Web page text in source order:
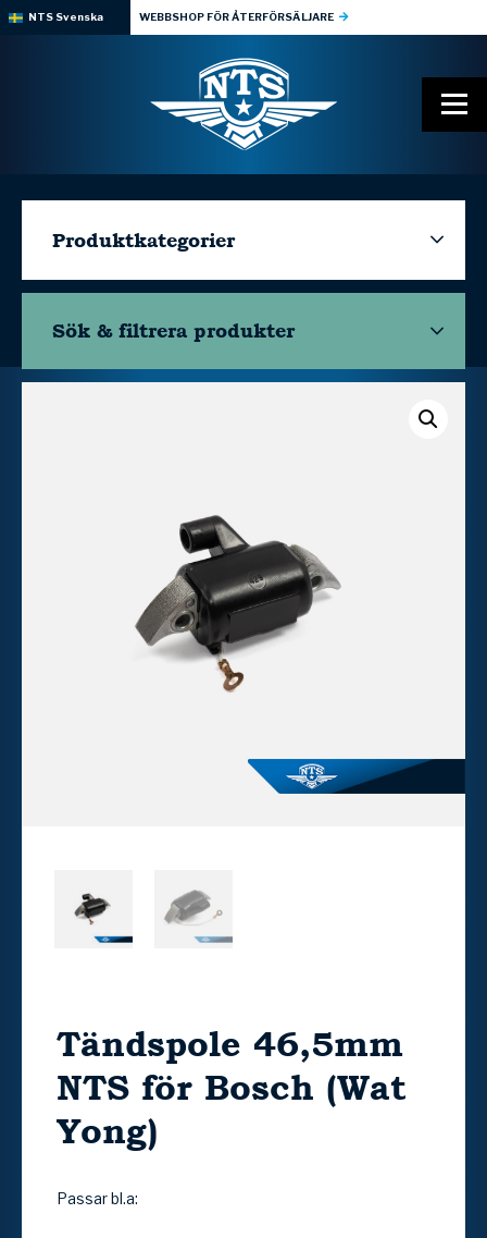
NTS Svenska WEBBSHOP FÖR ÅTERFÖRSÄLJARE
Produktkategorier
Sök & filtrera produkter
Tändspole 46,5mm
NTS för Bosch (Wat
Yong)
Passar bl.a: